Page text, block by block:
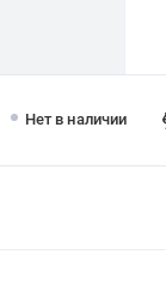
Нет в наличии